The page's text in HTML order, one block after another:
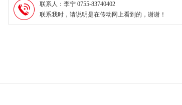
联系人： 李宁 0755-83740402
联系我时，请说明是在传动网上看到的，谢谢！